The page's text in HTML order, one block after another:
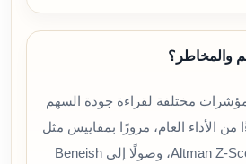
والمخاطر؟
مختلفة لقراءة جودة السهم
من الأداء العام، مرورًا بمقاييس مثل
Piotroski Score وAltman Z-Score، وصولًا إلى Beneish